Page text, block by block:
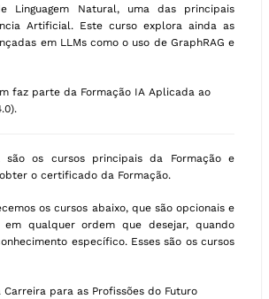
Linguagem Natural, uma das principais
Artificial. Este curso explora ainda as
em LLMs como o uso de GraphRAG e
faz parte da Formação IA Aplicada ao
são os cursos principais da Formação e
o certificado da Formação.
os cursos abaixo, que são opcionais e
qualquer ordem que desejar, quando
específico. Esses são os cursos
Carreira para as Profissões do Futuro